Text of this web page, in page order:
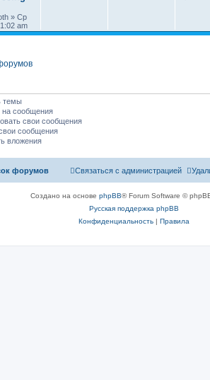
» Ср
am
темы
на сообщения
свои сообщения
сообщения
вложения
форумов Связаться с администрацией
Создано на основе phpBB® Forum Software ©
Русская поддержка phpBB
Конфиденциальность | Правила